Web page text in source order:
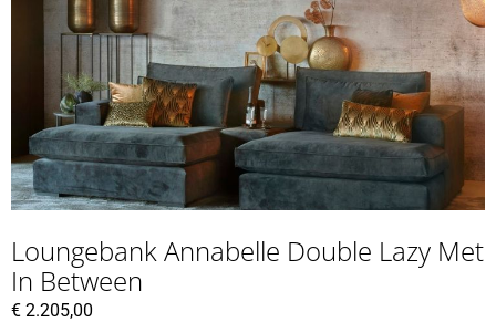
Loungebank Annabelle Double Lazy Met
In Between
€ 2.205,00